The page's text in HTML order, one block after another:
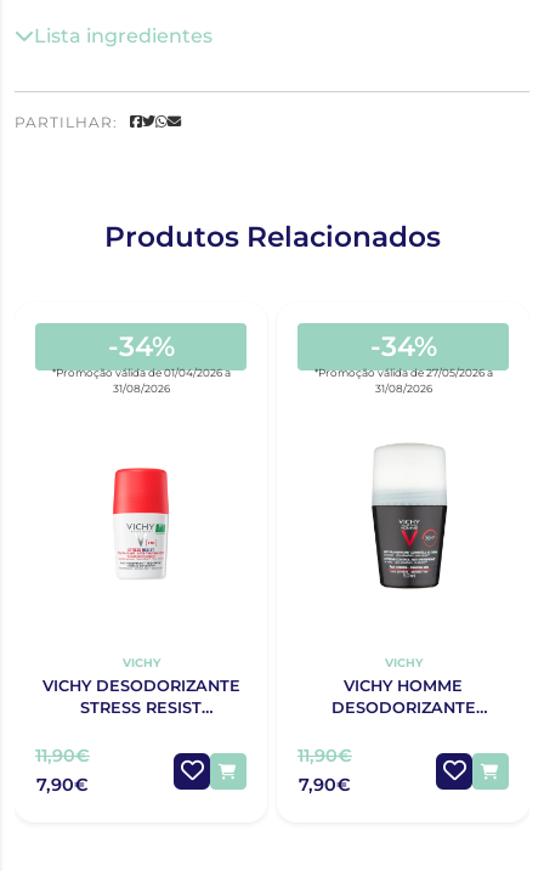
Lista ingredientes
PARTILHAR:
Produtos Relacionados
-34%
*Promoção válida de 01/04/2026 a
31/08/2026
VICHY
VICHY DESODORIZANTE
STRESS RESIST
ANTITRANSPIRANTE 72H
ROLL-ON 50ML
11,90€
7,90€
-34%
*Promoção válida de 27/05/2026 a
31/08/2026
VICHY
VICHY HOMME
DESODORIZANTE
CONTROLO EXTREMO
11,90€
7,90€